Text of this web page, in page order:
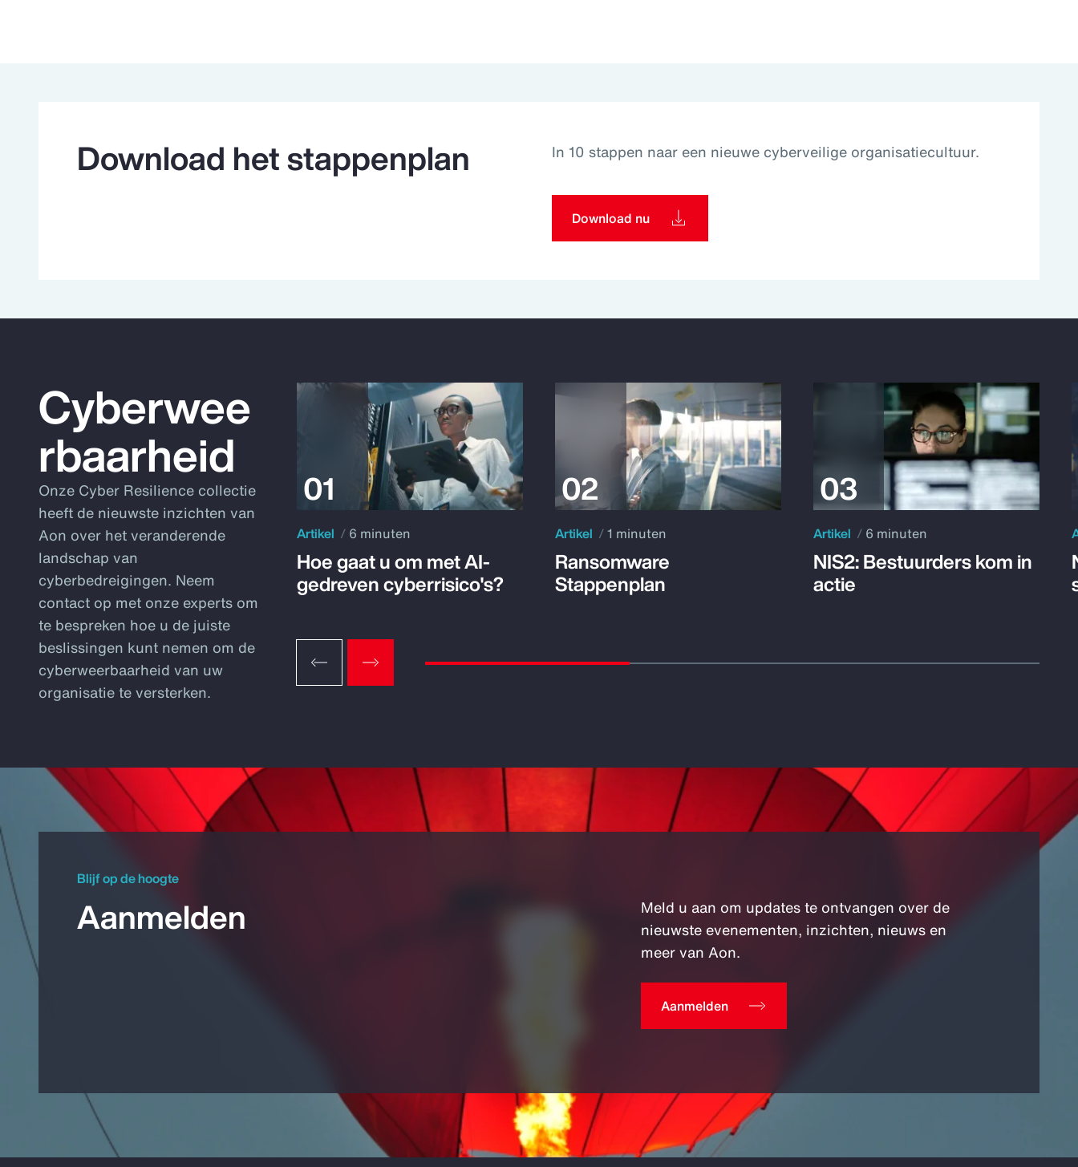
Download het stappenplan In 10 stappen naar een nieuwe cyberveilige organisatiecultuur.
Download nu
Cyberwee
rbaarheid
Onze Cyber Resilience collectie
heeft de nieuwste inzichten van
Aon over het veranderende
landschap van
cyberbedreigingen. Neem
contact op met onze experts om
te bespreken hoe u de juiste
beslissingen kunt nemen om de
cyberweerbaarheid van uw
organisatie te versterken.
Artikel 6 minuten
Hoe gaat u om met AI-
gedreven cyberrisico's?
Artikel 1 minuten
Ransomware
Stappenplan
Artikel 6 minuten
NIS2: Bestuurders kom in
actie
Blijf op de hoogte
Aanmelden
Meld u aan om updates te ontvangen over de
nieuwste evenementen, inzichten, nieuws en
meer van Aon.
Aanmelden